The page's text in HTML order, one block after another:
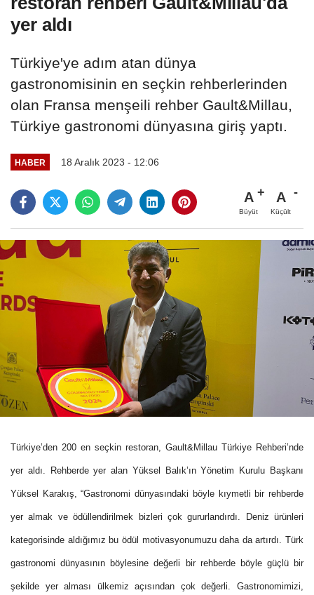
yer aldı
Türkiye'ye adım atan dünya
gastronomisinin en seçkin rehberlerinden
olan Fransa menşeili rehber Gault&Millau,
Türkiye gastronomi dünyasına giriş yaptı.
HABER 18 Aralık 2023 - 12:06
A
Büyüt
A
Küçült
Türkiye’den 200 en seçkin restoran, Gault&Millau Türkiye Rehberi’nde
yer aldı. Rehberde yer alan Yüksel Balık’ın Yönetim Kurulu Başkanı
Yüksel Karakış, “Gastronomi dünyasındaki böyle kıymetli bir rehberde
yer almak ve ödüllendirilmek bizleri çok gururlandırdı. Deniz ürünleri
kategorisinde aldığımız bu ödül motivasyonumuzu daha da artırdı. Türk
gastronomi dünyasının böylesine değerli bir rehberde böyle güçlü bir
şekilde yer alması ülkemiz açısından çok değerli. Gastronomimizi,